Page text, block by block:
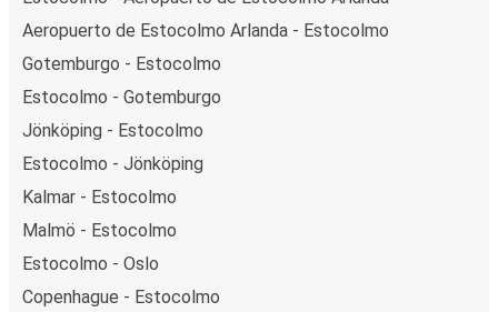
Aeropuerto de Estocolmo Arlanda - Estocolmo
Gotemburgo - Estocolmo
Estocolmo - Gotemburgo
Jönköping - Estocolmo
Estocolmo - Jönköping
Kalmar - Estocolmo
Malmö - Estocolmo
Estocolmo - Oslo
Copenhague - Estocolmo